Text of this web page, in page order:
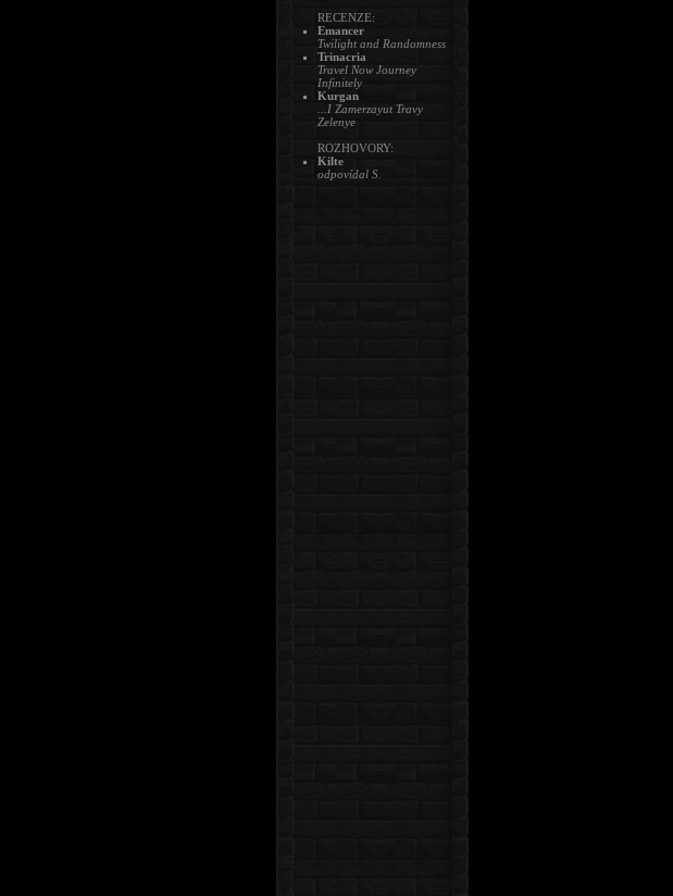
RECENZE:
Emancer
Twilight and Randomness
Trinacria
Travel Now Journey
Infinitely
Kurgan
...I Zamerzayut Travy
Zelenye
ROZHOVORY:
Kilte
odpovídal S.